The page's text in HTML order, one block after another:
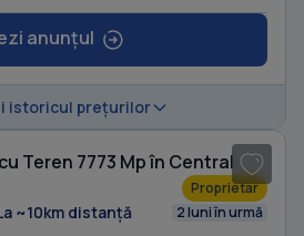
anunțul
istoricul prețurilor
Teren 7773 Mp în Central
Proprietar
~10km distanță 2 luni în urmă